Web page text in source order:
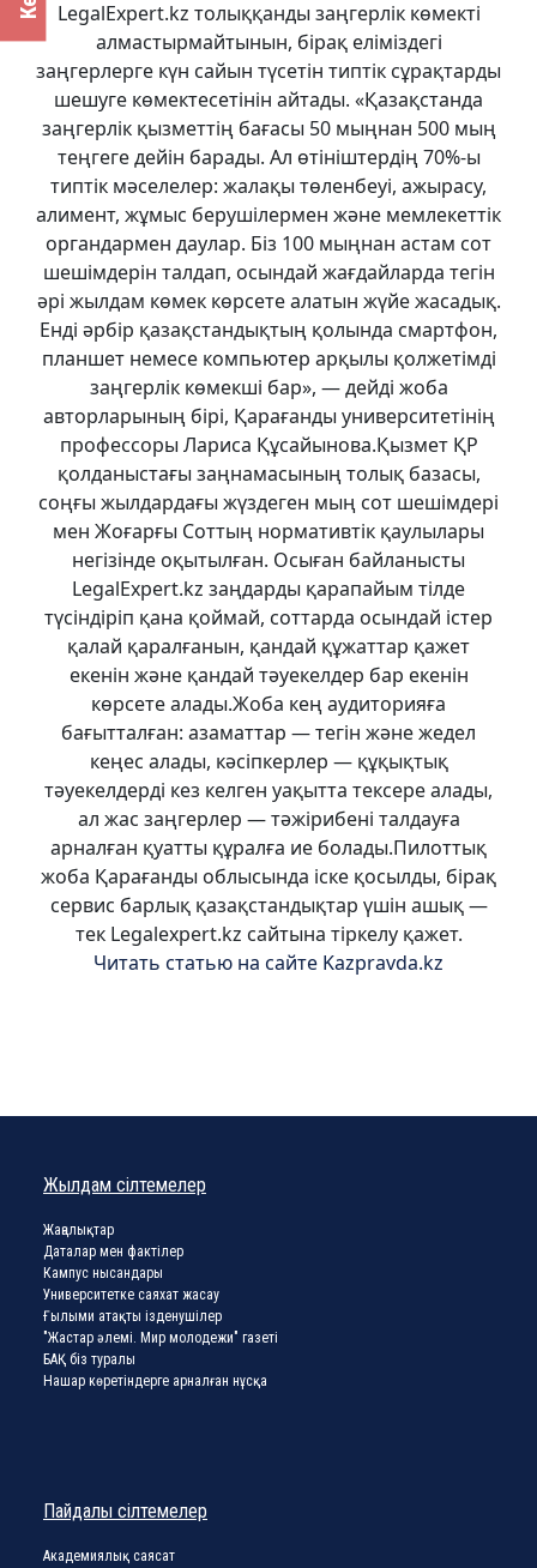
LegalExpert.kz толыққанды заңгерлік көмекті
алмастырмайтынын, бірақ еліміздегі
заңгерлерге күн сайын түсетін типтік сұрақтарды
шешуге көмектесетінін айтады. «Қазақстанда
заңгерлік қызметтің бағасы 50 мыңнан 500 мың
теңгеге дейін барады. Ал өтініштердің 70%-ы
типтік мәселелер: жалақы төленбеуі, ажырасу,
алимент, жұмыс берушілермен және мемлекеттік
органдармен даулар. Біз 100 мыңнан астам сот
шешімдерін талдап, осындай жағдайларда тегін
әрі жылдам көмек көрсете алатын жүйе жасадық.
Енді әрбір қазақстандықтың қолында смартфон,
планшет немесе компьютер арқылы қолжетімді
заңгерлік көмекші бар», — дейді жоба
авторларының бірі, Қарағанды университетінің
профессоры Лариса Құсайынова.Қызмет ҚР
қолданыстағы заңнамасының толық базасы,
соңғы жылдардағы жүздеген мың сот шешімдері
мен Жоғарғы Соттың нормативтік қаулылары
негізінде оқытылған. Осыған байланысты
LegalExpert.kz заңдарды қарапайым тілде
түсіндіріп қана қоймай, соттарда осындай істер
қалай қаралғанын, қандай құжаттар қажет
екенін және қандай тәуекелдер бар екенін
көрсете алады.Жоба кең аудиторияға
бағытталған: азаматтар — тегін және жедел
кеңес алады, кәсіпкерлер — құқықтық
тәуекелдерді кез келген уақытта тексере алады,
ал жас заңгерлер — тәжірибені талдауға
арналған қуатты құралға ие болады.Пилоттық
жоба Қарағанды облысында іске қосылды, бірақ
сервис барлық қазақстандықтар үшін ашық —
тек Legalexpert.kz сайтына тіркелу қажет.
Читать статью на сайте Kazpravda.kz
Жылдам сілтемелер
Жаңалықтар
Даталар мен фактілер
Кампус нысандары
Университетке саяхат жасау
Ғылыми атақты ізденушілер
"Жастар әлемі. Мир молодежи" газеті
БАҚ біз туралы
Нашар көретіндерге арналған нұсқа
Пайдалы сілтемелер
Академиялық саясат